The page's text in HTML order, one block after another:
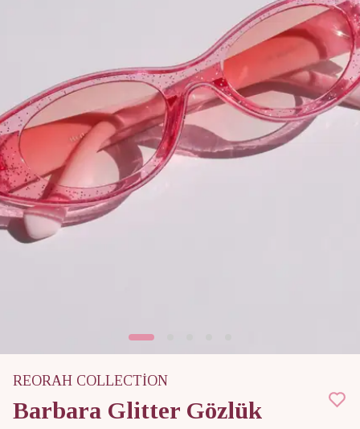
REORAH COLLECTİON
Barbara Glitter Gözlük